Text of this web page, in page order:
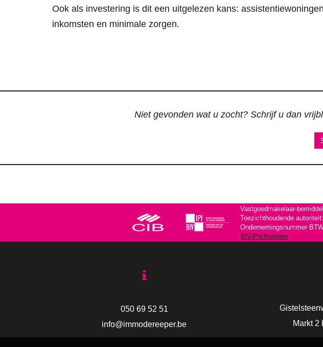
Ook als investering is dit een uitgelezen kans:
inkomsten en minimale zorgen.
Niet gevonden wat u zocht? Schrijf u dan
Vastgoedmakelaar-
Toezichthoudende
Ondernemingsnummer
BIV-Plichtenleer
050 69 52 51
info@immodereeper.be
Markt 2